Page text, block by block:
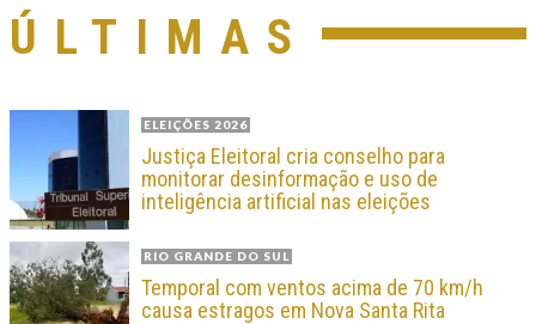
ÚLTIMAS
ELEIÇÕES 2026
Justiça Eleitoral cria conselho para
monitorar desinformação e uso de
inteligência artificial nas eleições
RIO GRANDE DO SUL
Temporal com ventos acima de 70 km/h
causa estragos em Nova Santa Rita